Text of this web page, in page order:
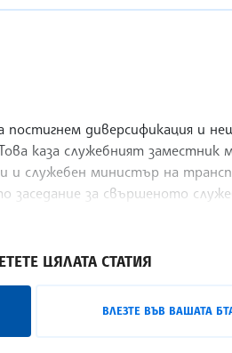
диверсификация и
каза служебният заместник
и служебен министър на
заседание за свършеното
ЦЯЛАТА СТАТИЯ
ВЛЕЗТЕ ВЪВ ВАШАТА